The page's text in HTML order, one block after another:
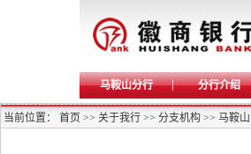
马鞍山分行 分行介绍
当前位置： 首页 >> 关于我行 >> 分支机构 >> 马鞍